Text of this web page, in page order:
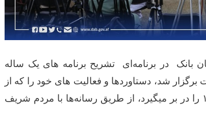
افغانستان بانک در برنامه‌ای تشریح برنامه های یک ساله
شد، دستاوردها و فعالیت های خود را که از
ماه اسد سال ۱۴۰۲ الی ماه اسد سال ۱۴۰۳ را در بر میگیرد، از طریق رسانه‌ها با مردم شریف